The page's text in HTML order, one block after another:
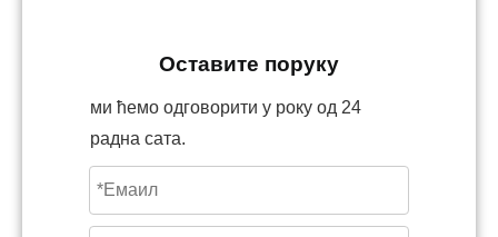
Оставите поруку
ми ћемо одговорити у року од 24
радна сата.